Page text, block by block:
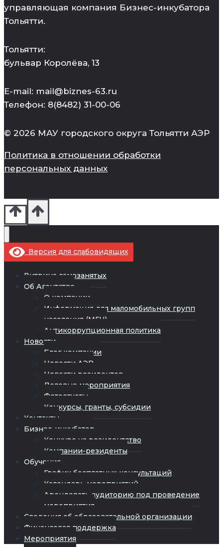
управляющая компания Бизнес-инкубатора
Тольятти.
Тольятти:
бульвар Королёва, 13
E-mail: mail@biznes-63.ru
Телефон: 8(8482) 31-00-06
© 2026 МАУ городского округа Тольятти АЭР
Политика в отношении обработки
персональных данных
Версия для слабовидящих
Витрина самозанятых
Об Агентстве
О компании
Информация для маломобильных групп
населения (МГН)
Антикоррупционная политика
Новости
Блог компании
Новости АЭР
Новости резидентов
Деловые мероприятия
Фотоотчеты
Конкурсы, гранты, субсидии
Контакты
Бизнес-инкубатор
Конкурс на резидентство
Компании-резиденты
Обучение
График бесплатных консультаций
Календарь мероприятий
Арендовать аудиторию под проведение
мероприятия
Сведения об образовательной организации
Финансовая поддержка
Мероприятия